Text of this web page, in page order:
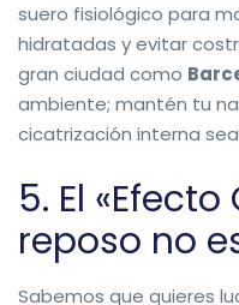
suero fisiológico para
hidratadas y evitar
gran ciudad como
ambiente; mantén tu
cicatrización interna
5. El
reposo no
Sabemos que quieres